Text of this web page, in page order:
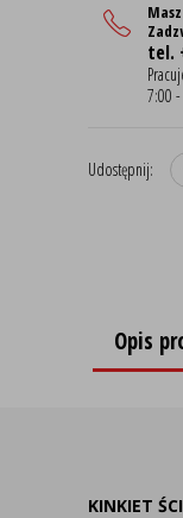
tel.
7:00
Udostępnij:
Opis
KINKIET